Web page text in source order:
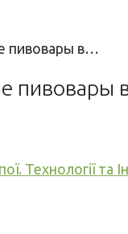
пивовары в…
пивовары
Технології та